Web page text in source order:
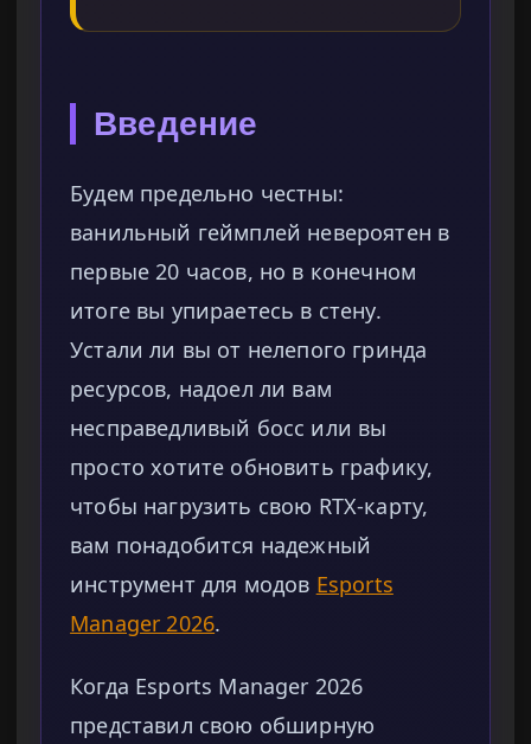
Введение
Будем предельно честны:
ванильный геймплей невероятен в
первые 20 часов, но в конечном
итоге вы упираетесь в стену.
Устали ли вы от нелепого гринда
ресурсов, надоел ли вам
несправедливый босс или вы
просто хотите обновить графику,
чтобы нагрузить свою RTX-карту,
вам понадобится надежный
инструмент для модов Esports
Manager 2026.
Когда Esports Manager 2026
представил свою обширную